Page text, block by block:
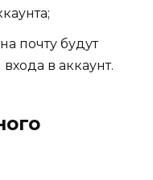
почту будут
в аккаунт.